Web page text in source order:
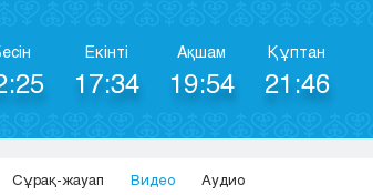
Екінті
17:34
Ақшам
19:54
Құптан
21:46
Сұрақ-жауап Видео Аудио